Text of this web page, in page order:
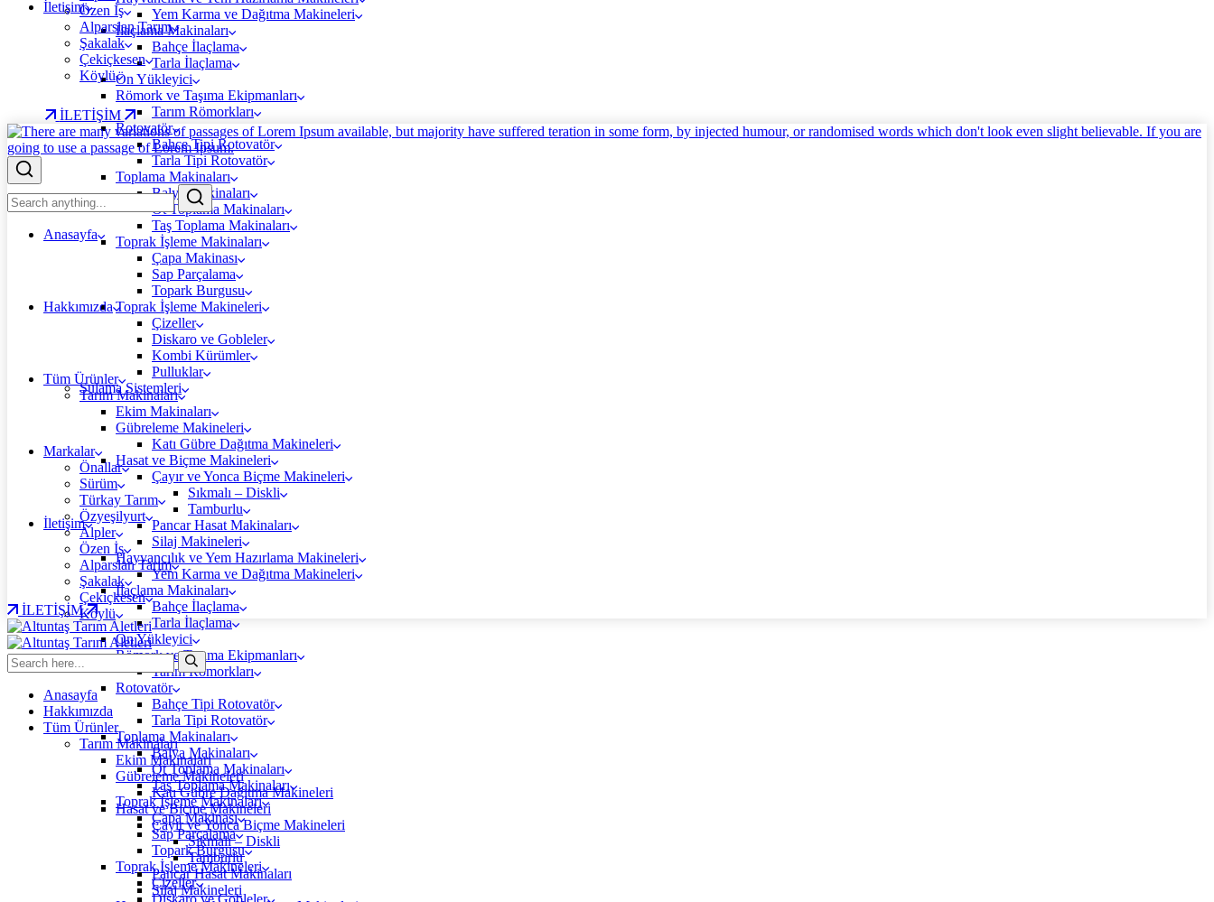
Yem Karma ve Dağıtma Makineleri
İlaçlama Makinaları
Bahçe İlaçlama
Tarla İlaçlama
Ön Yükleyici
Römork ve Taşıma Ekipmanları
Tarım Römorkları
Rotovatör
Bahçe Tipi Rotovatör
Tarla Tipi Rotovatör
Toplama Makinaları
Balya Makinaları
Ot Toplama Makinaları
Taş Toplama Makinaları
Toprak İşleme Makinaları
Çapa Makinası
Sap Parçalama
Topark Burgusu
Toprak İşleme Makineleri
Çizeller
Diskaro ve Gobleler
Kombi Kürümler
Pulluklar
Sulama Sistemleri
Özen İş
Alparslan Tarım
Şakalak
Çekiçkesen
Köylü
İletişim
İLETİŞİM
Anasayfa
Hakkımızda
Tüm Ürünler
Tarım Makinaları
Ekim Makinaları
Gübreleme Makineleri
Katı Gübre Dağıtma Makineleri
Hasat ve Biçme Makineleri
Çayır ve Yonca Biçme Makineleri
Sıkmalı – Diskli
Tamburlu
Pancar Hasat Makinaları
Silaj Makineleri
Hayvancılık ve Yem Hazırlama Makineleri
Yem Karma ve Dağıtma Makineleri
İlaçlama Makinaları
Bahçe İlaçlama
Tarla İlaçlama
Ön Yükleyici
Römork ve Taşıma Ekipmanları
Tarım Römorkları
Rotovatör
Bahçe Tipi Rotovatör
Tarla Tipi Rotovatör
Toplama Makinaları
Balya Makinaları
Ot Toplama Makinaları
Taş Toplama Makinaları
Toprak İşleme Makinaları
Çapa Makinası
Sap Parçalama
Topark Burgusu
Toprak İşleme Makineleri
Çizeller
Diskaro ve Gobleler
Markalar
Önallar
Sürüm
Türkay Tarım
Özyeşilyurt
Alpler
Özen İş
Alparslan Tarım
Şakalak
Çekiçkesen
Köylü
İletişim
İLETİŞİM
Anasayfa
Hakkımızda
Tüm Ürünler
Tarım Makinaları
Ekim Makinaları
Gübreleme Makineleri
Katı Gübre Dağıtma Makineleri
Hasat ve Biçme Makineleri
Çayır ve Yonca Biçme Makineleri
Sıkmalı – Diskli
Tamburlu
Pancar Hasat Makinaları
Silaj Makineleri